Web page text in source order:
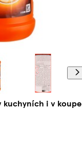
kuchyních i v